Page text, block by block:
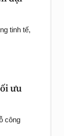
tinh tế,
ưu
công